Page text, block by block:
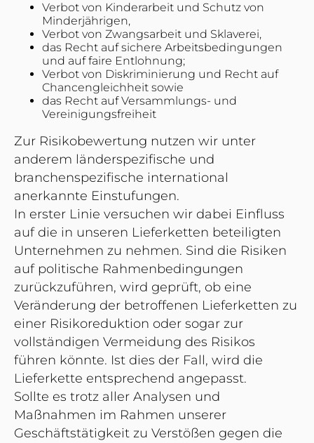
Verbot von Kinderarbeit und Schutz von
Minderjährigen,
Verbot von Zwangsarbeit und Sklaverei,
das Recht auf sichere Arbeitsbedingungen
und auf faire Entlohnung;
Verbot von Diskriminierung und Recht auf
Chancengleichheit sowie
das Recht auf Versammlungs- und
Vereinigungsfreiheit
Zur Risikobewertung nutzen wir unter
anderem länderspezifische und
branchenspezifische international
anerkannte Einstufungen.
In erster Linie versuchen wir dabei Einfluss
auf die in unseren Lieferketten beteiligten
Unternehmen zu nehmen. Sind die Risiken
auf politische Rahmenbedingungen
zurückzuführen, wird geprüft, ob eine
Veränderung der betroffenen Lieferketten zu
einer Risikoreduktion oder sogar zur
vollständigen Vermeidung des Risikos
führen könnte. Ist dies der Fall, wird die
Lieferkette entsprechend angepasst.
Sollte es trotz aller Analysen und
Maßnahmen im Rahmen unserer
Geschäftstätigkeit zu Verstößen gegen die